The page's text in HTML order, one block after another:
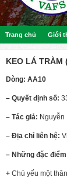
Trang chủ Giới
KEO LÁ
Dòng: AA10
– Quyết định số:
– Tác giả: Nguyễn
– Địa chỉ liên hệ:
– Những đặc
+ Chủ yếu một